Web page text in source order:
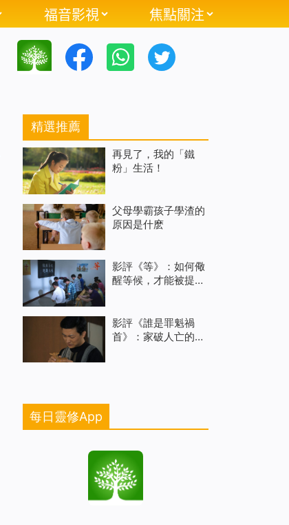
福音影視 焦點關注
精選推薦
再見了，我的「鐵
粉」生活！
父母學霸孩子學渣的
原因是什麽
影評《等》：如何儆
醒等候，才能被提進
影評《誰是罪魁禍
首》：家破人亡的始
每日靈修App